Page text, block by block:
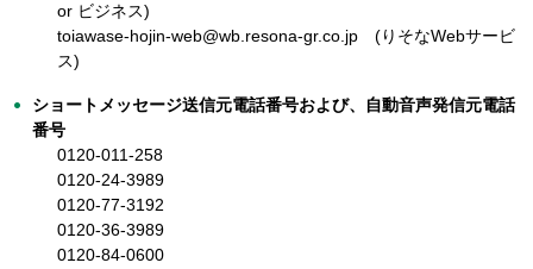
or ビジネス)
toiawase-hojin-web@wb.resona-gr.co.jp (りそなWebサービ
ス)
ショートメッセージ送信元電話番号および、自動音声発信元電話
番号
0120-011-258
0120-24-3989
0120-77-3192
0120-36-3989
0120-84-0600